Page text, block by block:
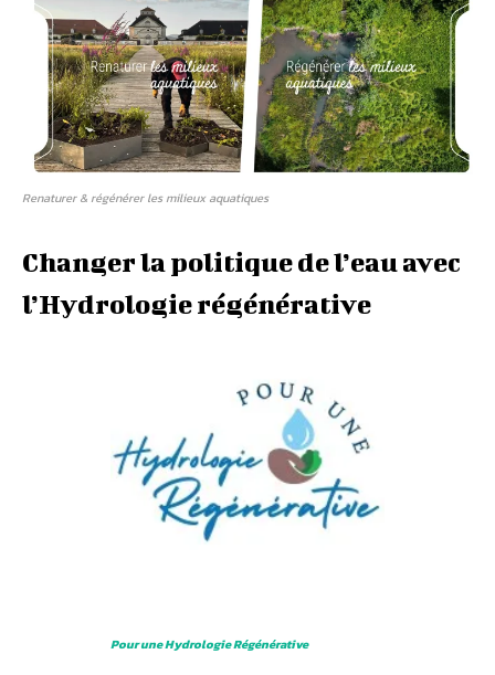
Renaturer & régénérer les milieux aquatiques
Changer la politique de l’eau avec
l’Hydrologie régénérative
Pour une Hydrologie Régénérative